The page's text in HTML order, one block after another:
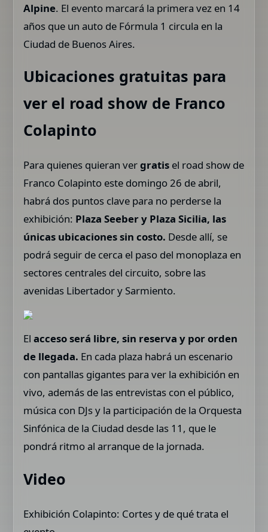
Alpine. El evento marcará la primera vez en 14
años que un auto de Fórmula 1 circula en la
Ciudad de Buenos Aires.
Ubicaciones gratuitas para
ver el road show de Franco
Colapinto
Para quienes quieran vergratis el road show de
Franco Colapinto este domingo 26 de abril,
habrá dos puntos clave para no perderse la
exhibición: Plaza Seeber y Plaza Sicilia, las
únicas ubicaciones sin costo. Desde allí, se
podrá seguir de cerca el paso del monoplaza en
sectores centrales del circuito, sobre las
avenidas Libertador y Sarmiento.
El acceso será libre, sin reserva y por orden
de llegada. En cada plaza habrá un escenario
con pantallas gigantes para ver la exhibición en
vivo, además de las entrevistas con el público,
música con DJs y la participación de la Orquesta
Sinfónica de la Ciudad desde las 11, que le
pondrá ritmo al arranque de la jornada.
Video
Exhibición Colapinto: Cortes y de qué trata el